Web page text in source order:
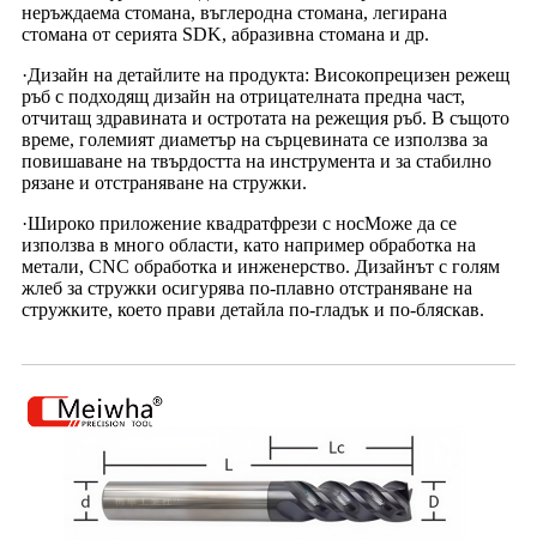
неръждаема стомана, въглеродна стомана, легирана
стомана от серията SDK, абразивна стомана и др.
·Дизайн на детайлите на продукта: Високопрецизен режещ
ръб с подходящ дизайн на отрицателната предна част,
отчитащ здравината и остротата на режещия ръб. В същото
време, големият диаметър на сърцевината се използва за
повишаване на твърдостта на инструмента и за стабилно
рязане и отстраняване на стружки.
·Широко приложение квадратфрези с носМоже да се
използва в много области, като например обработка на
метали, CNC обработка и инженерство. Дизайнът с голям
жлеб за стружки осигурява по-плавно отстраняване на
стружките, което прави детайла по-гладък и по-бляскав.